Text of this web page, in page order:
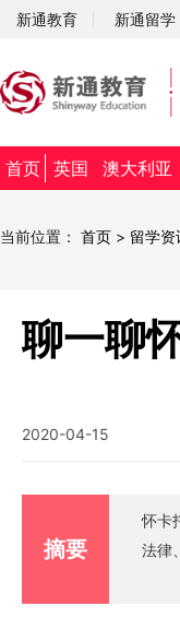
新通教育 新通留学
首页 英国 澳大利亚
当前位置： 首页 > 留学资
聊一聊
2020-04-15
摘要
怀卡
法律